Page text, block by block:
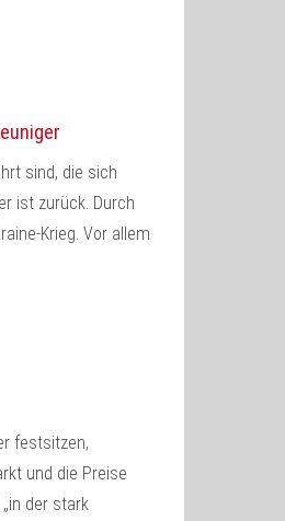
sind, die sich
ist zurück. Durch
Krieg. Vor allem
festsitzen,
und die Preise
der stark